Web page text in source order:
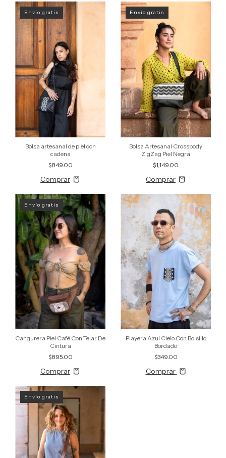
Envío gratis
Bolsa artesanal de piel con
cadena
$849.00
Envío gratis
Bolsa Artesanal Crossbody
ZigZag Piel Negra
$1,149.00
Envío gratis
Cangurera Piel Café Con Telar De
Cintura
$895.00
Playera Azul Cielo Con Bolsillo
Bordado
$349.00
Comprar
Envío gratis